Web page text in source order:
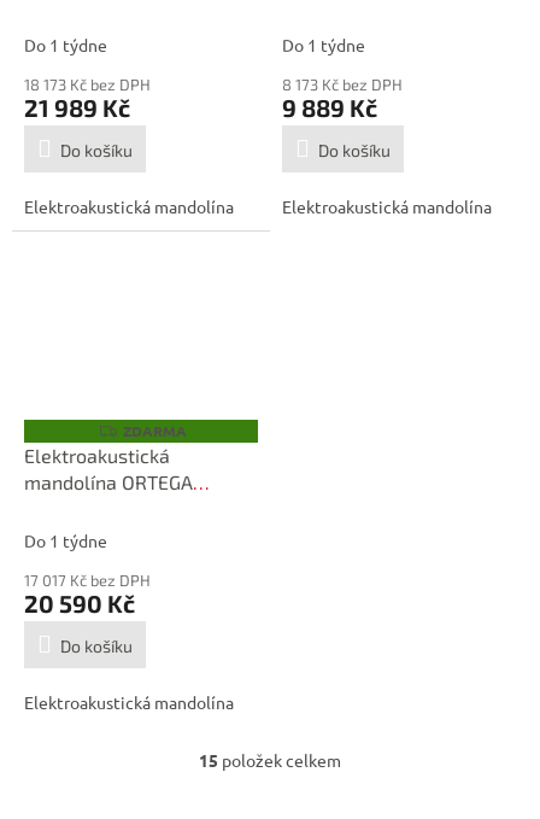
Do 1 týdne
18 173 Kč bez DPH
21 989 Kč
Do košíku
Elektroakustická mandolína
Do 1 týdne
8 173 Kč bez DPH
9 889 Kč
Do košíku
Elektroakustická mandolína
Z
D
A
R
ZDARMA
Elektroakustická
mandolína ORTEGA
Do 1 týdne
17 017 Kč bez DPH
20 590 Kč
Do košíku
Elektroakustická mandolína
O
15 položek celkem